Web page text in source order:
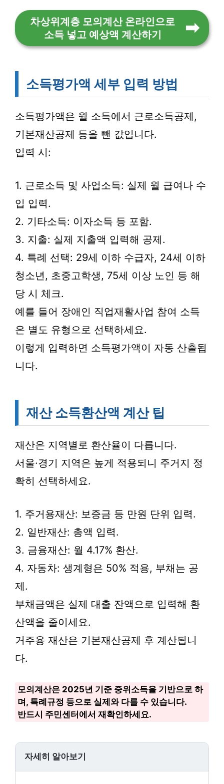
차상위계층 모의계산 온라인으로
소득 넣고 예상액 계산하기
소득평가액 세부 입력 방법
소득평가액은 월 소득에서 근로소득공제,
기본재산공제 등을 뺀 값입니다.
입력 시:
1. 근로소득 및 사업소득: 실제 월 급여나 수
입 입력.
2. 기타소득: 이자소득 등 포함.
3. 지출: 실제 지출액 입력해 공제.
4. 특례 선택: 29세 이하 수급자, 24세 이하
청소년, 초중고학생, 75세 이상 노인 등 해
당 시 체크.
예를 들어 장애인 직업재활사업 참여 소득
은 별도 유형으로 선택하세요.
이렇게 입력하면 소득평가액이 자동 산출됩
니다.
재산 소득환산액 계산 팁
재산은 지역별로 환산율이 다릅니다.
서울·경기 지역은 높게 적용되니 주거지 정
확히 선택하세요.
1. 주거용재산: 보증금 등 만원 단위 입력.
2. 일반재산: 총액 입력.
3. 금융재산: 월 4.17% 환산.
4. 자동차: 생계형은 50% 적용, 부채는 공
제.
부채금액은 실제 대출 잔액으로 입력해 환
산액을 줄이세요.
거주용 재산은 기본재산공제 후 계산됩니
다.
모의계산은 2025년 기준 중위소득을 기반으로 하
며, 특례규정 등으로 실제와 다를 수 있습니다.
반드시 주민센터에서 재확인하세요.
자세히 알아보기